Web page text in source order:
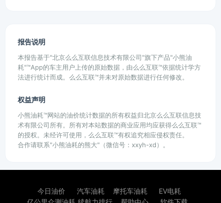
报告说明
本报告基于"北京么么互联信息技术有限公司"旗下产品"小熊油
耗"™App的车主用户上传的原始数据，由么么互联™依据统计学方
法进行统计而成。么么互联™并未对原始数据进行任何修改。
权益声明
小熊油耗™网站的油价统计数据的所有权益归北京么么互联信息技
术有限公司所有。所有对本站数据的商业应用均应获得么么互联™
的授权。未经许可使用，么么互联™有权追究相应侵权责任。
合作请联系"小熊油耗的熊大"（微信号：xxyh-xd）。
今日油价 汽车油耗 摩托车油耗
EV电耗